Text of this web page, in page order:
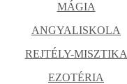
MÁGIA
ANGYALISKOLA
REJTÉLY-MISZTIKA
EZOTÉRIA